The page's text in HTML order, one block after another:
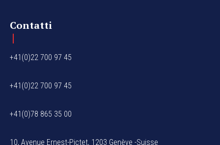
Contatti
+41(0)22 700 97 45
+41(0)22 700 97 45
+41(0)78 865 35 00
10, Avenue Ernest-Pictet, 1203 Genève -Suisse